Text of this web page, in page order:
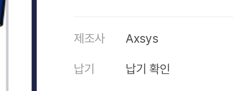
제조사 Axsys
납기 납기 확인